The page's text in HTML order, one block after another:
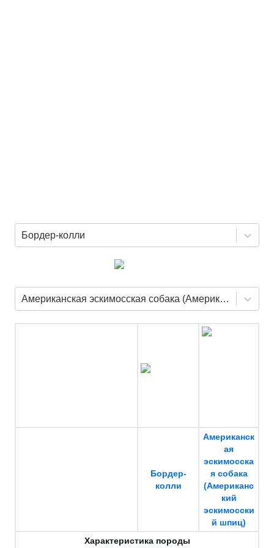
Бордер-колли
Американская эскимосская собака (Американский эскимосский шпиц)
Бордер-
колли
Американск
ая
эскимосска
я собака
(Американс
кий
эскимосски
й шпиц)
Характеристика породы